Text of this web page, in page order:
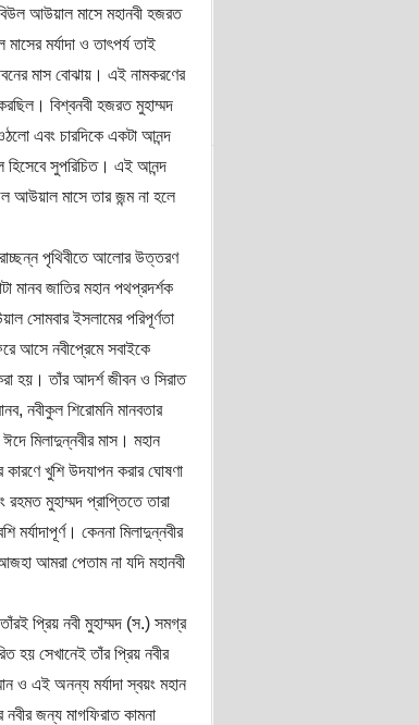
আউয়াল মাসে মহানবী হজরত
মর্যাদা ও তাৎপর্য তাই
মাস বোঝায়। এই নামকরণের
বিশ্বনবী হজরত মুহাম্মদ
এবং চারদিকে একটা আনন্দ
সুপরিচিত। এই আনন্দ
আউয়াল মাসে তার জন্ম না হলে
পৃথিবীতে আলোর উত্তরণ
মানব জাতির মহান পথপ্রদর্শক
সোমবার ইসলামের পরিপূর্ণতা
আসে নবীপ্রেমে সবাইকে
হয়। তাঁর আদর্শ জীবন ও সিরাত
নবীকুল শিরোমনি মানবতার
মিলাদুন্নবীর মাস। মহান
খুশি উদযাপন করার ঘোষণা
মুহাম্মদ প্রাপ্তিতে তারা
কেননা মিলাদুন্নবীর
আমরা পেতাম না যদি মহানবী
প্রিয় নবী মুহাম্মদ (স.) সমগ্র
হয় সেখানেই তাঁর প্রিয় নবীর
ও এই অনন্য মর্যাদা স্বয়ং মহান
জন্য মাগফিরাত কামনা